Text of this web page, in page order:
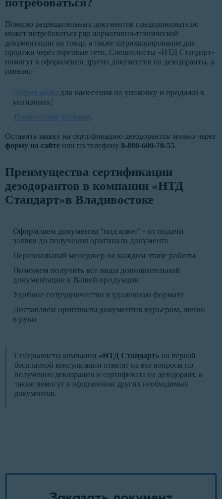
Помимо разрешительных документов предпринимателю
может потребоваться ряд нормативно-технической
документации на товар, а также штрихкодирование для
продажи через торговые сети. Специалисты «НТД Стандарт»
помогут в оформлении других документов на дезодоранты, а
именно:
Штрих коды для нанесения на упаковку и продажи в
магазинах;
Технические условия.
Оставить заявку на сертификацию дезодорантов можно через
форму на сайте или по телефону 8-800-600-70-55.
Преимущества сертификации
дезодорантов в компании «НТД
Стандарт»в Владивостоке
Оформляем документы "под ключ" - от подачи
заявки до получения оригинала документа
Персональный менеджер на каждом этапе работы
Поможем получить все виды дополнительной
документации к Вашей продукции
Удобное сотрудничество в удаленном формате
Доставляем оригиналы документов курьером, лично
в руки
Специалисты компании «НТД Стандарт» на первой
бесплатной консультации ответят на все вопросы по
получению декларации и сертификата на дезодорант, а
также помогут в оформлении других необходимых
документов.